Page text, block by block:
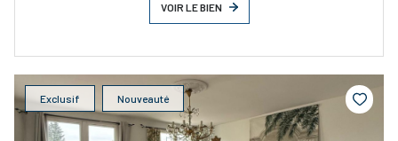
VOIR LE BIEN
Exclusif Nouveauté